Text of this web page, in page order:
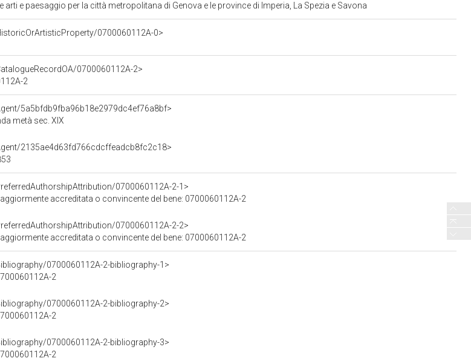
arti e paesaggio per la città metropolitana di Genova e le province di Imperia, La Spezia e Savona
0700060112A-0>
0700060112A-2>
2
5a5bfdb9fba96b18e2979dc4ef76a8bf>
metà sec. XIX
2135ae4d63fd766cdcffeadcb8fc2c18>
0700060112A-2-1>
accreditata o convincente del bene: 0700060112A-2
0700060112A-2-2>
accreditata o convincente del bene: 0700060112A-2
0700060112A-2-bibliography-1>
2
0700060112A-2-bibliography-2>
2
0700060112A-2-bibliography-3>
2